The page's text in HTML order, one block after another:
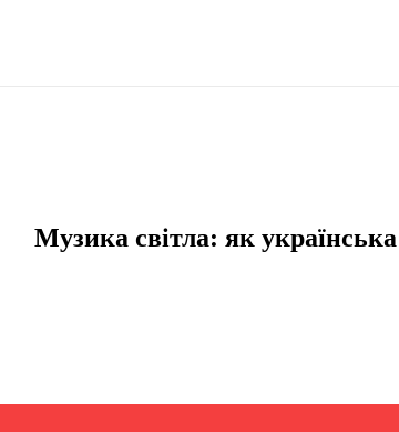
Музика світла: як